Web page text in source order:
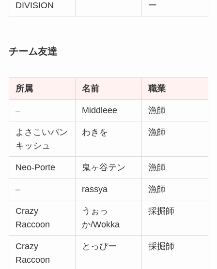
DIVISION
ー
チーム友達
所属 名前 職業
– Middleee 漁師
よさこいバン
キッシュ
わきを 漁師
Neo-Porte 鬼ヶ谷テン 漁師
– rassya 漁師
Crazy
Raccoon
うぉっ
か/Wokka
採掘師
Crazy
Raccoon
とっぴー 採掘師